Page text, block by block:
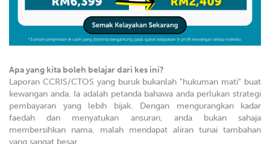
Apa yang kita boleh belajar dari kes ini?
Laporan CCRIS/CTOS yang buruk bukanlah "hukuman mati" buat
kewangan anda. Ia adalah petanda bahawa anda perlukan strategi
pembayaran yang lebih bijak. Dengan mengurangkan kadar
faedah dan menyatukan ansuran, anda bukan sahaja
membersihkan nama, malah mendapat aliran tunai tambahan
yang sangat besar.